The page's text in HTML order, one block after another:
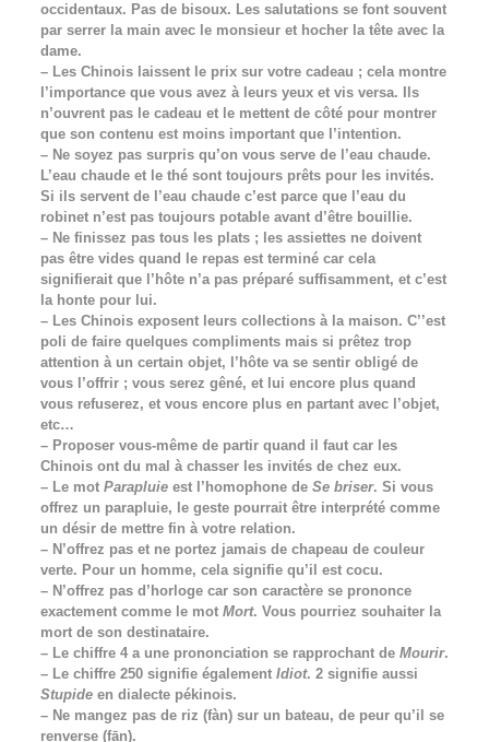
occidentaux. Pas de bisoux. Les salutations se font souvent
par serrer la main avec le monsieur et hocher la tête avec la
dame.
– Les Chinois laissent le prix sur votre cadeau ; cela montre
l’importance que vous avez à leurs yeux et vis versa. Ils
n’ouvrent pas le cadeau et le mettent de côté pour montrer
que son contenu est moins important que l’intention.
– Ne soyez pas surpris qu’on vous serve de l’eau chaude.
L’eau chaude et le thé sont toujours prêts pour les invités.
Si ils servent de l’eau chaude c’est parce que l’eau du
robinet n’est pas toujours potable avant d’être bouillie.
– Ne finissez pas tous les plats ; les assiettes ne doivent
pas être vides quand le repas est terminé car cela
signifierait que l’hôte n’a pas préparé suffisamment, et c’est
la honte pour lui.
– Les Chinois exposent leurs collections à la maison. C’’est
poli de faire quelques compliments mais si prêtez trop
attention à un certain objet, l’hôte va se sentir obligé de
vous l’offrir ; vous serez gêné, et lui encore plus quand
vous refuserez, et vous encore plus en partant avec l’objet,
etc…
– Proposer vous-même de partir quand il faut car les
Chinois ont du mal à chasser les invités de chez eux.
– Le mot Parapluieest l’homophone deSe briser. Si vous
offrez un parapluie, le geste pourrait être interprété comme
un désir de mettre fin à votre relation.
– N’offrez pas et ne portez jamais de chapeau de couleur
verte. Pour un homme, cela signifie qu’il est cocu.
– N’offrez pas d’horloge car son caractère se prononce
exactement comme le mot Mort. Vous pourriez souhaiter la
mort de son destinataire.
– Le chiffre 4 a une prononciation se rapprochant de Mourir.
– Le chiffre 250 signifie également Idiot. 2 signifie aussi
Stupideen dialecte pékinois.
– Ne mangez pas de riz (fàn) sur un bateau, de peur qu’il se
renverse (fān).